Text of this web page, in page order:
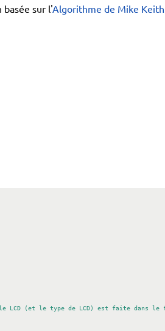
basée sur l'Algorithme de Mike Keith
(et le type de LCD) est faite dans le